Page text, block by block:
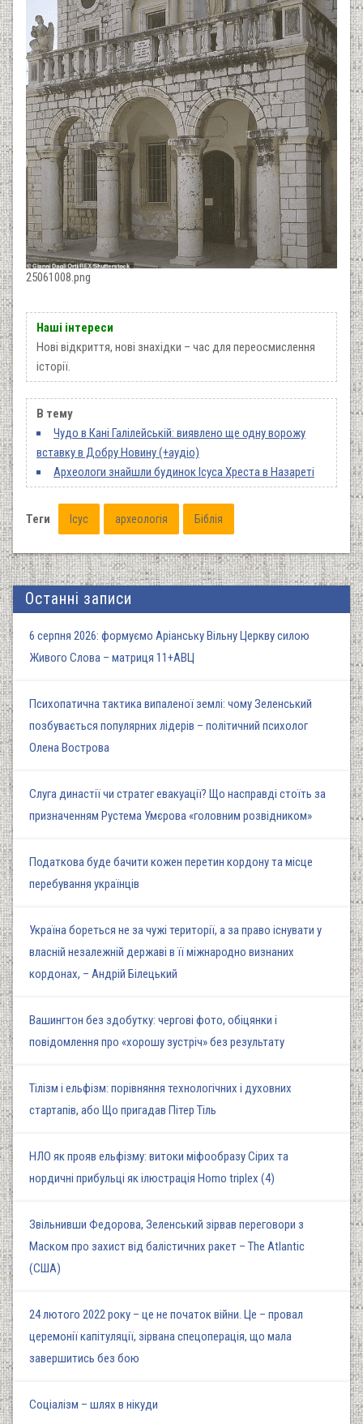
25061008.png
Наші інтереси
Нові відкриття, нові знахідки – час для переосмислення
історії.
В тему
Чудо в Кані Галілейській: виявлено ще одну ворожу
вставку в Добру Новину (+аудіо)
Археологи знайшли будинок Ісуса Хреста в Назареті
Теги Ісус археологія Біблія
Останні записи
6 серпня 2026: формуємо Аріанську Вільну Церкву силою
Живого Слова – матриця 11+АВЦ
Психопатична тактика випаленої землі: чому Зеленський
позбувається популярних лідерів – політичний психолог
Олена Вострова
Слуга династії чи стратег евакуації? Що насправді стоїть за
призначенням Рустема Умєрова «головним розвідником»
Податкова буде бачити кожен перетин кордону та місце
перебування українців
Україна бореться не за чужі території, а за право існувати у
власній незалежній державі в її міжнародно визнаних
кордонах, – Андрій Білецький
Вашингтон без здобутку: чергові фото, обіцянки і
повідомлення про «хорошу зустріч» без результату
Тілізм і ельфізм: порівняння технологічних і духовних
стартапів, або Що пригадав Пітер Тіль
НЛО як прояв ельфізму: витоки міфообразу Сірих та
нордичні прибульці як ілюстрація Homo triplex (4)
Звільнивши Федорова, Зеленський зірвав переговори з
Маском про захист від балістичних ракет – The Atlantic
(США)
24 лютого 2022 року – це не початок війни. Це – провал
церемонії капітуляції, зірвана спецоперація, що мала
завершитись без бою
Соціалізм – шлях в нікуди